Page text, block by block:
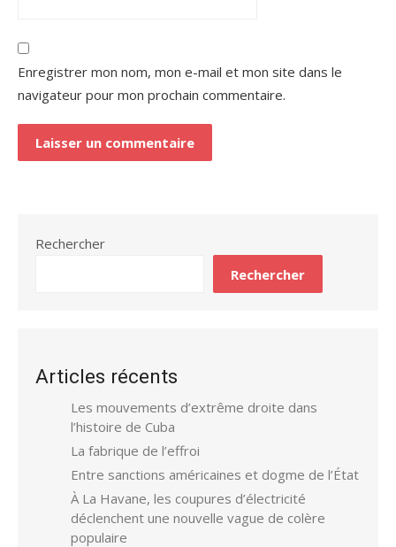
Enregistrer mon nom, mon e-mail et mon site dans le
navigateur pour mon prochain commentaire.
Rechercher
Rechercher
Articles récents
Les mouvements d’extrême droite dans
l’histoire de Cuba
La fabrique de l’effroi
Entre sanctions américaines et dogme de l’État
À La Havane, les coupures d’électricité
déclenchent une nouvelle vague de colère
populaire